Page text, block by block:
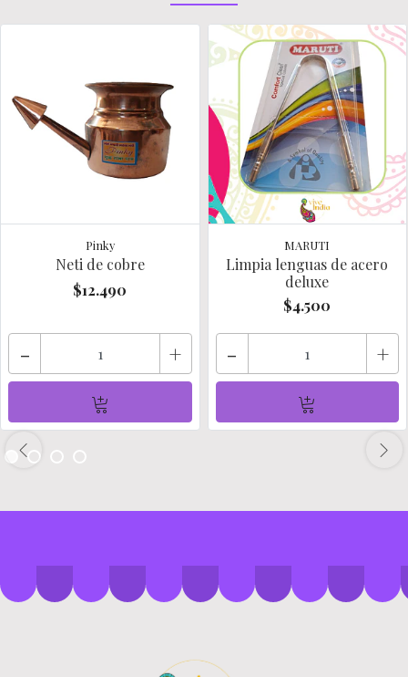
Pinky
Neti de cobre
$12.490
- +
MARUTI
Limpia lenguas de acero
deluxe
$4.500
- +